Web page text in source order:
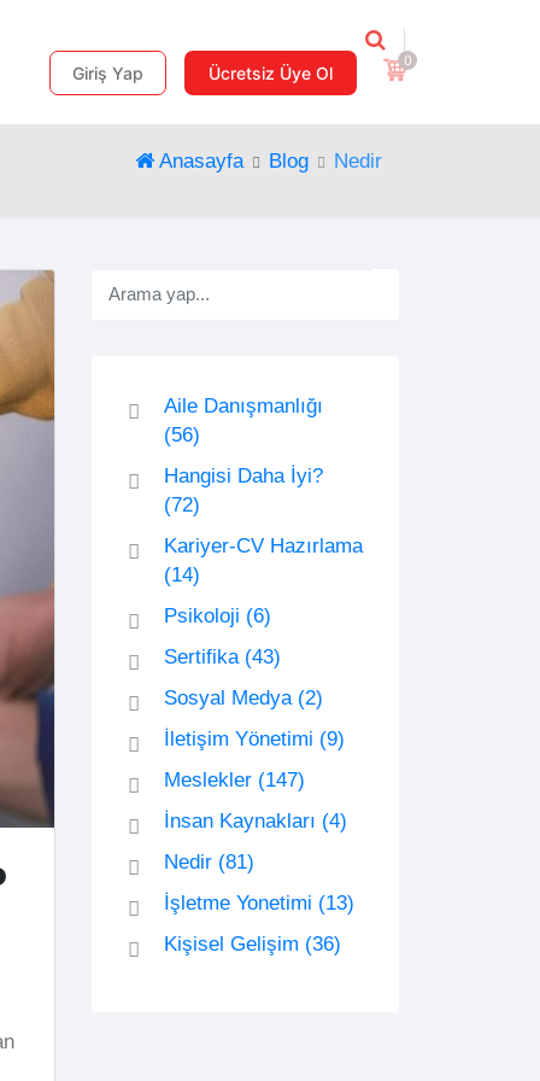
Giriş Yap Ücretsiz Üye Ol
0
Anasayfa Blog Nedir
Aile Danışmanlığı
(56)
Hangisi Daha İyi?
(72)
Kariyer-CV Hazırlama
(14)
Psikoloji (6)
Sertifika (43)
Sosyal Medya (2)
İletişim Yönetimi (9)
Meslekler (147)
İnsan Kaynakları (4)
Nedir (81)
İşletme Yonetimi (13)
Kişisel Gelişim (36)